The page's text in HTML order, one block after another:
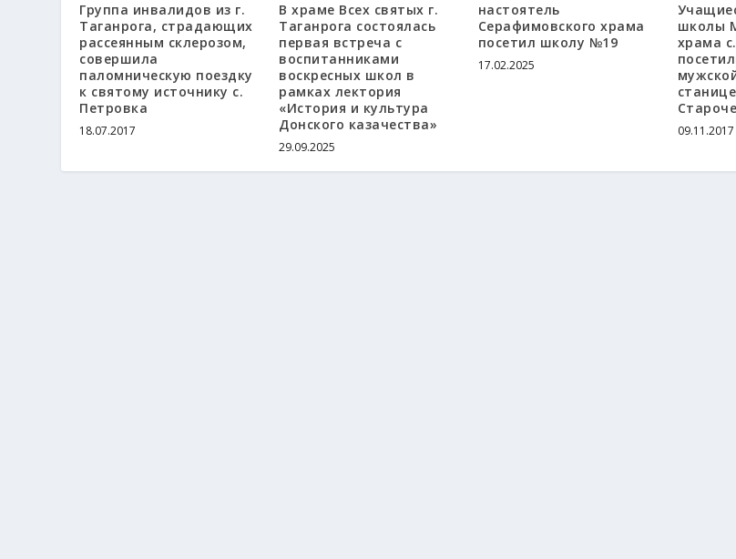
Группа инвалидов из г.
Таганрога, страдающих
рассеянным склерозом,
совершила
паломническую поездку
к святому источнику с.
Петровка
18.07.2017
В храме Всех святых г.
Таганрога состоялась
первая встреча с
воспитанниками
воскресных школ в
рамках лектория
«История и культура
Донского казачества»
29.09.2025
настоятель
Серафимовского храма
посетил школу №19
17.02.2025
школы
храма
станице
09.11.2017